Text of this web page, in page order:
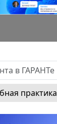
практика